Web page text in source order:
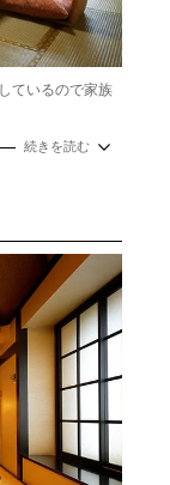
ているので家族
続きを読む